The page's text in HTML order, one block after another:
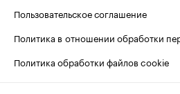
Пользовательское соглашение
Политика в отношении обработки
Политика обработки файлов cookie